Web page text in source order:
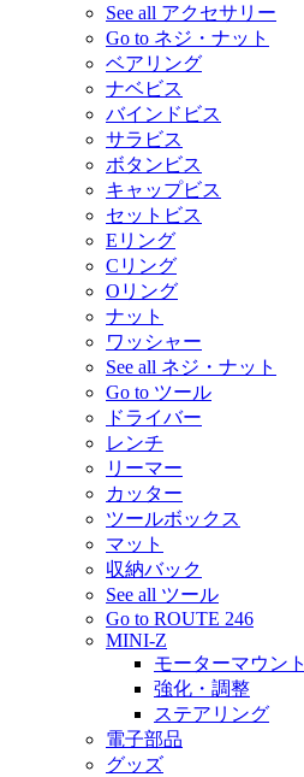
See all アクセサリー
Go to ネジ・ナット
ベアリング
ナベビス
バインドビス
サラビス
ボタンビス
キャップビス
セットビス
Eリング
Cリング
Oリング
ナット
ワッシャー
See all ネジ・ナット
Go to ツール
ドライバー
レンチ
リーマー
カッター
ツールボックス
マット
収納バック
See all ツール
Go to ROUTE 246
MINI-Z
モーターマウント
強化・調整
ステアリング
電子部品
グッズ